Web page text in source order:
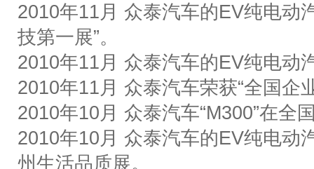
2010年11月 众泰汽车的EV纯电动
技第一展”。
2010年11月 众泰汽车的EV纯电动
2010年11月 众泰汽车荣获“全国企
2010年10月 众泰汽车“M300”在全
2010年10月 众泰汽车的EV纯电动
州生活品质展。